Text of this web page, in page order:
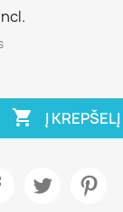
 Į KREPŠELĮ